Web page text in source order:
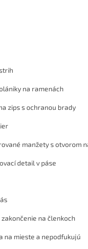
na ramenách
zips s ochranou brady
manžety s otvorom
detail v páse
na členkoch
na mieste a nepodfukujú